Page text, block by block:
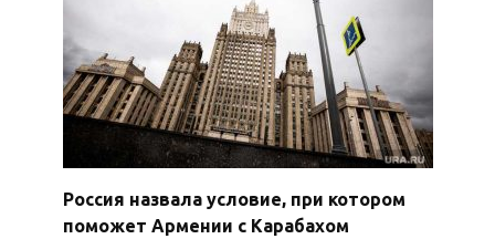
Россия назвала условие, при котором
поможет Армении с Карабахом